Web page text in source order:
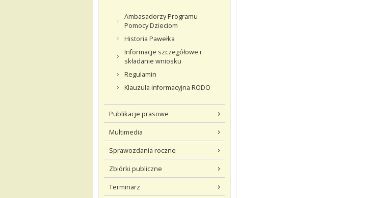
Ambasadorzy Programu
Pomocy Dzieciom
Historia Pawełka
Informacje szczegółowe i
składanie wniosku
Regulamin
Klauzula informacyjna RODO
Publikacje prasowe
Multimedia
Sprawozdania roczne
Zbiórki publiczne
Terminarz